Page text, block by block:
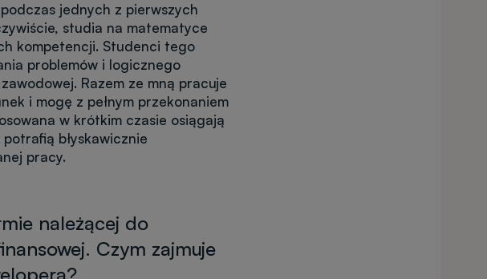
jednych z pierwszych
studia na matematyce
kompetencji. Studenci tego
problemów i logicznego
Razem ze mną pracuje
i mogę z pełnym przekonaniem
w krótkim czasie osiągają
błyskawicznie
pracy.
należącej do
Czym zajmuje